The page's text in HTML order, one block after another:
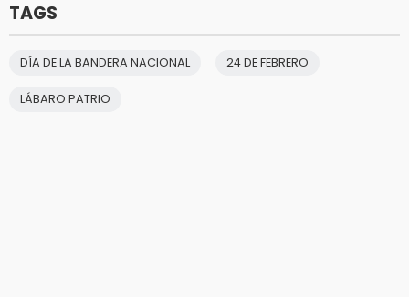
TAGS
DÍA DE LA BANDERA NACIONAL 24 DE FEBRERO
LÁBARO PATRIO